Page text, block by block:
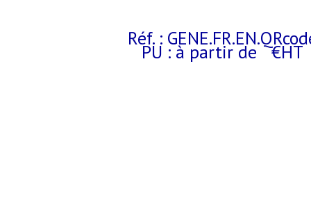
Réf. :
PU : à partir de €HT